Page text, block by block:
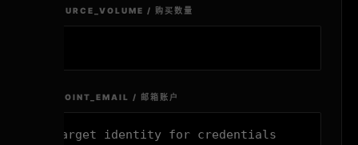
RESOURCE_VOLUME / 购买数量
ENDPOINT_EMAIL / 邮箱账户